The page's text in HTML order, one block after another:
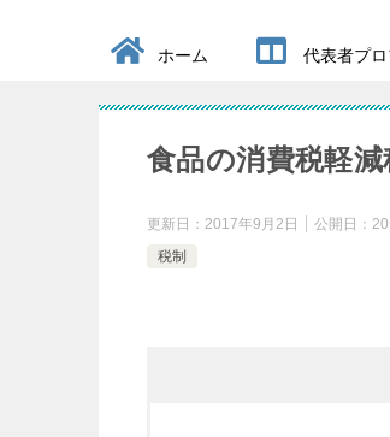
ホーム 代表者プロ
食品の消費税軽減
更新日： 2017年9月2日 公開日：
税制